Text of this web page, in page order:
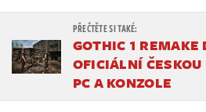
GOTHIC 1 REMAKE
OFICIÁLNÍ
PC A KONZOLE